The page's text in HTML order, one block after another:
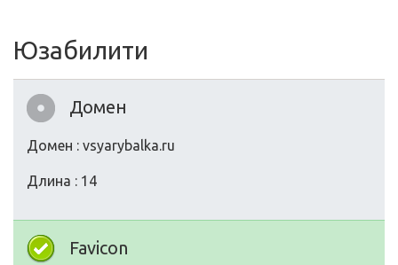
Юзабилити
Домен
Домен : vsyarybalka.ru
Длина : 14
Favicon